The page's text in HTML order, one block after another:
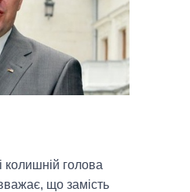
колишній голова
що замість